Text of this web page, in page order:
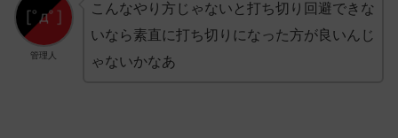
管理人
こんなやり方じゃないと打ち切り回避できな
いなら素直に打ち切りになった方が良いんじ
ゃないかなあ